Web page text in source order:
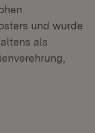
und wurde
als